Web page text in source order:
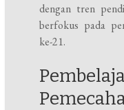
dengan tren
berfokus pada
ke-21.